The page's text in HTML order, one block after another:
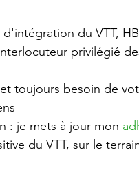
du VTT,
privilégié
toujours besoin de
: je mets à jour mon
du VTT, sur le